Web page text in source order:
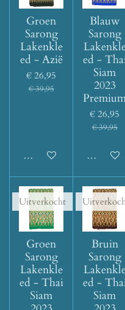
Groen
Sarong
Lakenkle
ed - Azië
€ 26,95
€ 39,95
Houd mij op de hoogte
Blauw
Sarong
ed -
Siam
2023
€ 26,95
€ 39,95
Houd
Uitverkocht
Groen
Sarong
Lakenkle
ed - Thai
Siam
Bruin
Sarong
ed -
Siam